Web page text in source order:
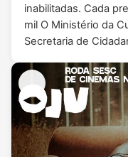
inabilitadas. Cada
mil O Ministério da
Secretaria de